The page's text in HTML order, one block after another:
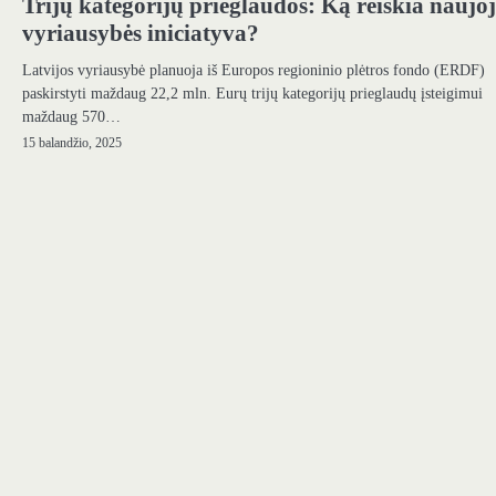
Trijų kategorijų prieglaudos: Ką reiškia
vyriausybės iniciatyva?
Latvijos vyriausybė planuoja iš Europos regioninio plėtros fondo (ERDF)
paskirstyti maždaug 22,2 mln. Eurų trijų kategorijų prieglaudų įsteigimui
maždaug 570…
15 balandžio, 2025